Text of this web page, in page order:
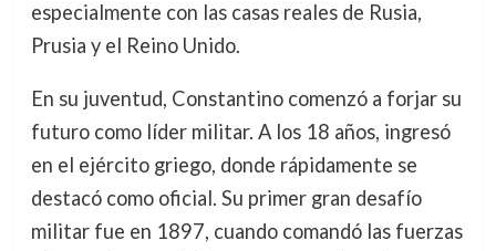
especialmente con las casas reales de Rusia,
Prusia y el Reino Unido.
En su juventud, Constantino comenzó a forjar su
futuro como líder militar. A los 18 años, ingresó
en el ejército griego, donde rápidamente se
destacó como oficial. Su primer gran desafío
militar fue en 1897, cuando comandó las fuerzas